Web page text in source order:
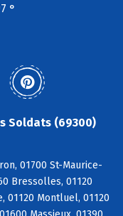
°
Soldats (69300)
01700 St-Maurice-
Bressolles, 01120
01120 Montluel, 01120